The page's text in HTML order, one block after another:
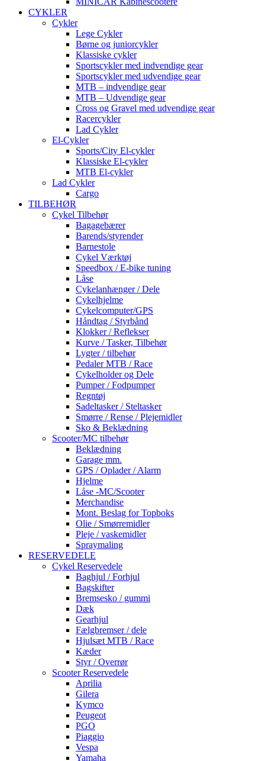
CYKLER
Cykler
Lege Cykler
Børne og juniorcykler
Klassiske cykler
Sportscykler med indvendige gear
Sportscykler med udvendige gear
MTB – indvendige gear
MTB – Udvendige gear
Cross og Gravel med udvendige gear
Racercykler
Lad Cykler
El-Cykler
Sports/City El-cykler
Klassiske El-cykler
MTB El-cykler
Lad Cykler
Cargo
TILBEHØR
Cykel Tilbehør
Bagagebærer
Barends/styrender
Barnestole
Cykel Værktøj
Speedbox / E-bike tuning
Låse
Cykelanhænger / Dele
Cykelhjelme
Cykelcomputer/GPS
Håndtag / Styrbånd
Klokker / Reflekser
Kurve / Tasker, Tilbehør
Lygter / tilbehør
Pedaler MTB / Race
Cykelholder og Dele
Pumper / Fodpumper
Regntøj
Sadeltasker / Steltasker
Smørre / Rense / Plejemidler
Sko & Beklædning
Scooter/MC tilbehør
Beklædning
Garage mm.
GPS / Oplader / Alarm
Hjelme
Låse -MC/Scooter
Merchandise
Mont. Beslag for Topboks
Olie / Smørremidler
Pleje / vaskemidler
Spraymaling
RESERVEDELE
Cykel Reservedele
Baghjul / Forhjul
Bagskifter
Bremsesko / gummi
Dæk
Gearhjul
Fælgbremser / dele
Hjulsæt MTB / Race
Kæder
Styr / Overrør
Scooter Reservedele
Aprilia
Gilera
Kymco
Peugeot
PGO
Piaggio
Vespa
Yamaha